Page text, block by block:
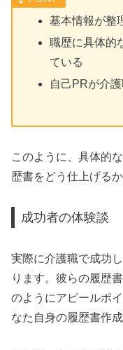
基本情報が整
職歴に具体的
ている
自己PRが介
このように、具体的
歴書をどう仕上げる
成功者の体験談
実際に介護職で成功
ります。彼らの履歴
のようにアピールポ
なた自身の履歴書作